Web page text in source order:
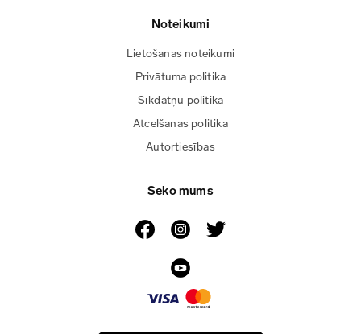
Noteikumi
Lietošanas noteikumi
Privātuma politika
Sīkdatņu politika
Atcelšanas politika
Autortiesības
Seko mums